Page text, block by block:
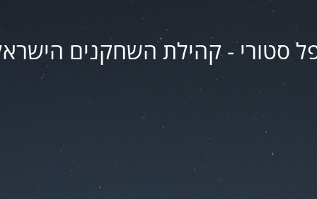
סטורי - קהילת השחקנים